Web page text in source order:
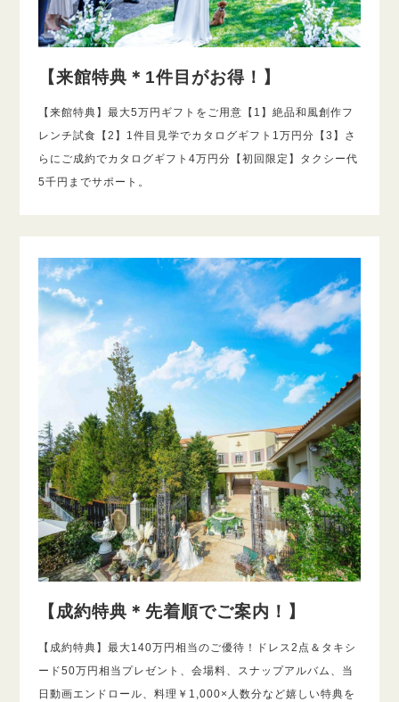
【来館特典＊1件目がお得！】
【来館特典】最大5万円ギフトをご用意【1】絶品和風創作フ
レンチ試食【2】1件目見学でカタログギフト1万円分【3】さ
らにご成約でカタログギフト4万円分【初回限定】タクシー代
5千円までサポート。
【成約特典＊先着順でご案内！】
【成約特典】最大140万円相当のご優待！ドレス2点＆タキシ
ード50万円相当プレゼント、会場料、スナップアルバム、当
日動画エンドロール、料理￥1,000×人数分など嬉しい特典を